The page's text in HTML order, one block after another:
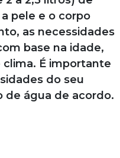
pele e o corpo
as necessidades
base na idade,
É importante
do seu
de água de acordo.